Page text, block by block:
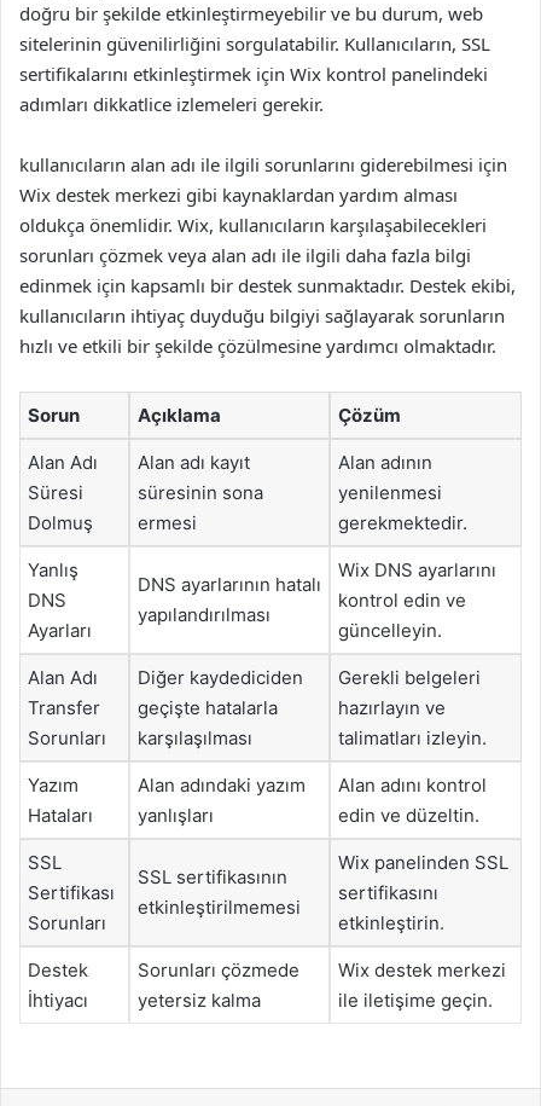
doğru bir şekilde etkinleştirmeyebilir ve bu durum, web
sitelerinin güvenilirliğini sorgulatabilir. Kullanıcıların, SSL
sertifikalarını etkinleştirmek için Wix kontrol panelindeki
adımları dikkatlice izlemeleri gerekir.
kullanıcıların alan adı ile ilgili sorunlarını giderebilmesi için
Wix destek merkezi gibi kaynaklardan yardım alması
oldukça önemlidir. Wix, kullanıcıların karşılaşabilecekleri
sorunları çözmek veya alan adı ile ilgili daha fazla bilgi
edinmek için kapsamlı bir destek sunmaktadır. Destek ekibi,
kullanıcıların ihtiyaç duyduğu bilgiyi sağlayarak sorunların
hızlı ve etkili bir şekilde çözülmesine yardımcı olmaktadır.
Sorun Açıklama Çözüm
Alan Adı
Süresi
Dolmuş
Alan adı kayıt
süresinin sona
ermesi
Alan adının
yenilenmesi
gerekmektedir.
Yanlış
DNS
Ayarları
DNS ayarlarının hatalı
yapılandırılması
Wix DNS ayarlarını
kontrol edin ve
güncelleyin.
Alan Adı
Transfer
Sorunları
Diğer kaydediciden
geçişte hatalarla
karşılaşılması
Gerekli belgeleri
hazırlayın ve
talimatları izleyin.
Yazım
Hataları
Alan adındaki yazım
yanlışları
Alan adını kontrol
edin ve düzeltin.
SSL
Sertifikası
Sorunları
SSL sertifikasının
etkinleştirilmemesi
Wix panelinden SSL
sertifikasını
etkinleştirin.
Destek
İhtiyacı
Sorunları çözmede
yetersiz kalma
Wix destek merkezi
ile iletişime geçin.